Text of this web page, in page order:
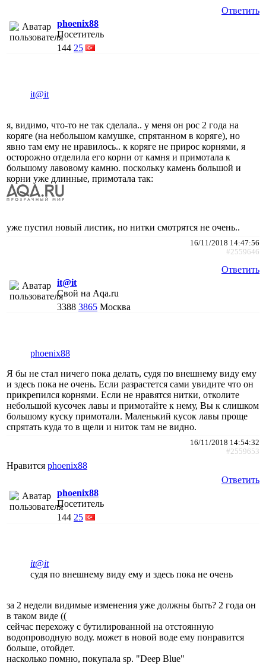
Ответить
phoenix88
Посетитель
144 25
it@it
я, видимо, что-то не так сделала.. у меня он рос 2 года на
коряге (на небольшом камушке, спрятанном в коряге), но
явно там ему не нравилось.. к коряге не прирос корнями, я
осторожно отделила его корни от камня и примотала к
большому лавовому камню. поскольку камень большой и
корни уже длинные, примотала так:
уже пустил новый листик, но нитки смотрятся не очень..
16/11/2018 14:47:56
#2559646
Ответить
it@it
Свой на Aqa.ru
3388 3865 Москва
phoenix88
Я бы не стал ничего пока делать, судя по внешнему виду ему
и здесь пока не очень. Если разрастется сами увидите что он
прикрепился корнями. Если не нравятся нитки, отколите
небольшой кусочек лавы и примотайте к нему, Вы к слишком
большому куску примотали. Маленький кусок лавы проще
спрятать куда то в щели и ниток там не видно.
16/11/2018 14:54:32
#2559653
Нравится phoenix88
Ответить
phoenix88
Посетитель
144 25
it@it
судя по внешнему виду ему и здесь пока не очень
за 2 недели видимые изменения уже должны быть? 2 года он
в таком виде ((
сейчас перехожу с бутилированной на отстоянную
водопроводную воду. может в новой воде ему понравится
больше, отойдет.
насколько помню, покупала sp. "Deep Blue"